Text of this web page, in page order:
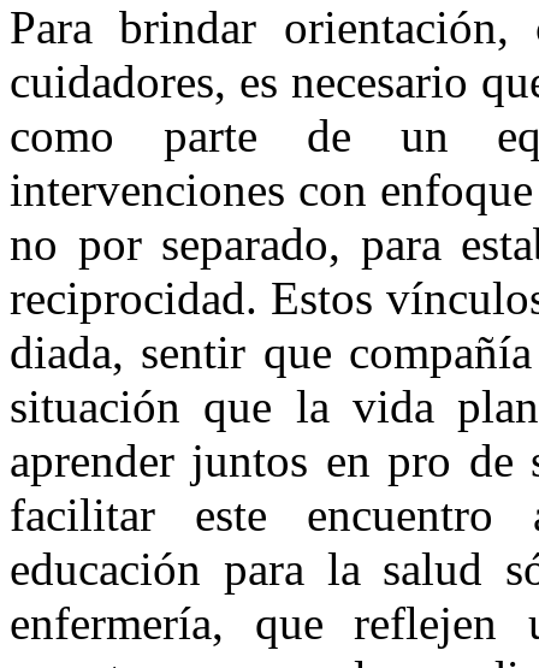
Para brindar
cuidadores, es necesario
como parte de un
intervenciones con
no por separado, para
reciprocidad. Estos
diada, sentir que
situación que la vida
aprender juntos en pro de
facilitar este
educación para la salud
enfermería, que reflejen